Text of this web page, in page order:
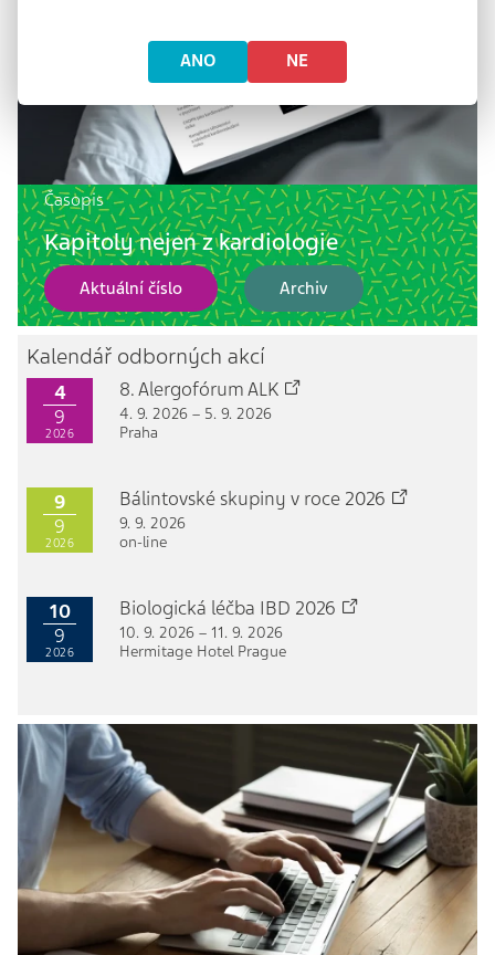
Časopis
Kapitoly nejen z kardiologie
Aktuální číslo Archiv
Kalendář odborných akcí
4
9
2026
8. Alergofórum ALK
4. 9. 2026 – 5. 9. 2026
Praha
9
9
2026
Bálintovské skupiny v roce 2026
9. 9. 2026
on-line
10
9
2026
Biologická léčba IBD 2026
10. 9. 2026 – 11. 9. 2026
Hermitage Hotel Prague
ANO NE